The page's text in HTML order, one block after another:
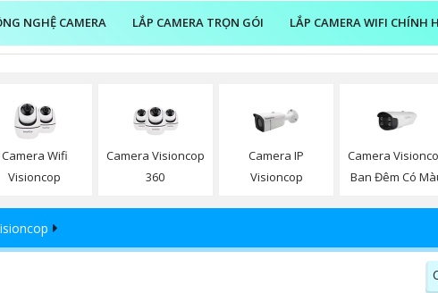
NGHỆ CAMERA LẮP CAMERA TRỌN GÓI LẮP CAMERA WIFI CHÍNH
Camera Wifi
Visioncop
Camera Visioncop
360
Camera IP
Visioncop
Camera
Ban Đêm Có